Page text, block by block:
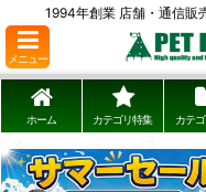
1994年創業 店舗・通信販
メニュー
ホーム カテゴリ特集 カテ